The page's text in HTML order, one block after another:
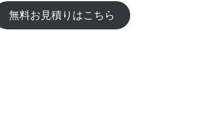
無料お見積りはこちら